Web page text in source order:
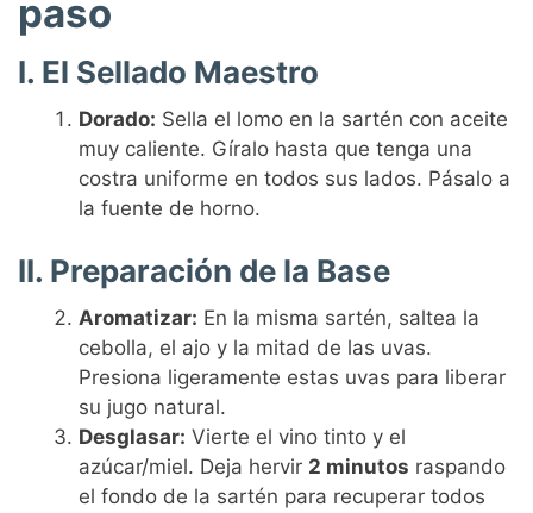
paso
I. El Sellado Maestro
Dorado: Sella el lomo en la sartén con aceite
muy caliente. Gíralo hasta que tenga una
costra uniforme en todos sus lados. Pásalo a
la fuente de horno.
II. Preparación de la Base
Aromatizar: En la misma sartén, saltea la
cebolla, el ajo y la mitad de las uvas.
Presiona ligeramente estas uvas para liberar
su jugo natural.
Desglasar: Vierte el vino tinto y el
azúcar/miel. Deja hervir 2 minutos raspando
el fondo de la sartén para recuperar todos